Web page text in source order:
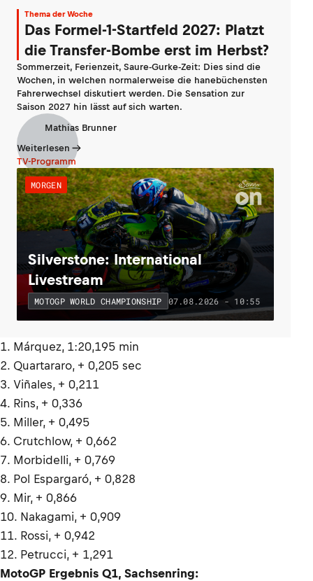
Thema der Woche
Das Formel-1-Startfeld 2027: Platzt
die Transfer-Bombe erst im Herbst?
Sommerzeit, Ferienzeit, Saure-Gurke-Zeit: Dies sind die
Wochen, in welchen normalerweise die hanebüchensten
Fahrerwechsel diskutiert werden. Die Sensation zur
Saison 2027 hin lässt auf sich warten.
Mathias Brunner
Weiterlesen
TV-Programm
MORGEN
Silverstone: International
Livestream
MOTOGP WORLD CHAMPIONSHIP 07.08.2026 - 10:55
1. Márquez, 1:20,195 min
2. Quartararo, + 0,205 sec
3. Viñales, + 0,211
4. Rins, + 0,336
5. Miller, + 0,495
6. Crutchlow, + 0,662
7. Morbidelli, + 0,769
8. Pol Espargaró, + 0,828
9. Mir, + 0,866
10. Nakagami, + 0,909
11. Rossi, + 0,942
12. Petrucci, + 1,291
MotoGP Ergebnis Q1, Sachsenring: